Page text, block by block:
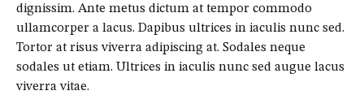
dignissim. Ante metus dictum at tempor commodo
ullamcorper a lacus. Dapibus ultrices in iaculis nunc sed.
Tortor at risus viverra adipiscing at. Sodales neque
sodales ut etiam. Ultrices in iaculis nunc sed augue lacus
viverra vitae.